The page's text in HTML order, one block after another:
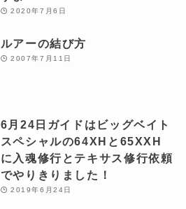
2020年7月6日
ルアーの結び方
2007年7月11日
6月24日ガイドはビッグベイト
スペシャルの64XHと65XXH
に入魂修行とテキサス修行依頼
でやりきりました！
2019年6月24日